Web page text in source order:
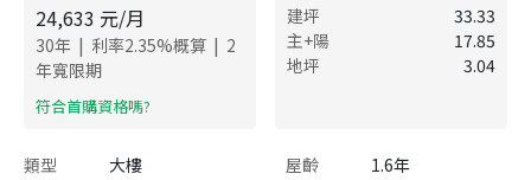
24,633 元/月
30年 | 利率2.35%概算 | 2
年寬限期
​符合首購資格嗎?
建坪
33.33
主+陽
17.85
地坪
3.04
類型 大樓 屋齡
1.6年